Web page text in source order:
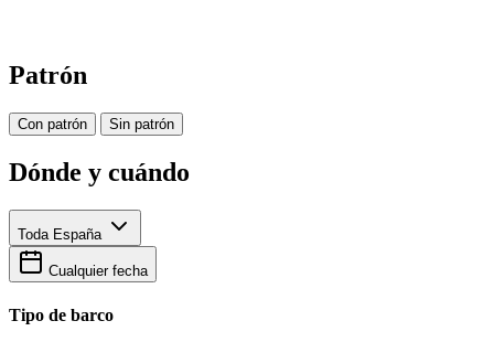
Patrón
Con patrón Sin patrón
Dónde y cuándo
Toda España
Cualquier fecha
Tipo de barco